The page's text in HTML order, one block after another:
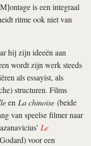
is een integraal
ritme ook niet van
hij zijn ideeën aan
wordt zijn werk steeds
als essayist, als
structuren. Films
en La chinoise (beide
van speelse filmer naar
Le
voor een